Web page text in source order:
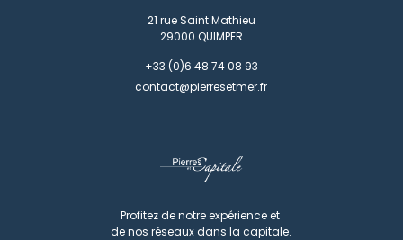
21 rue Saint Mathieu
29000 QUIMPER
+33 (0)6 48 74 08 93
contact@pierresetmer.fr
Profitez de notre expérience et
de nos réseaux dans la capitale.